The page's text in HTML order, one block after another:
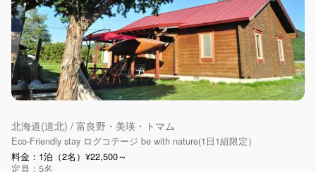
北海道(道北) / 富良野・美瑛・トマム
Eco-Friendly stay ログコテージ be with nature(1日1組限定）
料金：1泊（2名）¥22,500～
定員：5名